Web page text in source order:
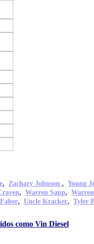
, Zachary Johnson , Young
, Warren Sapp,
, Uncle Kracker, Tyler
como Vin Diesel